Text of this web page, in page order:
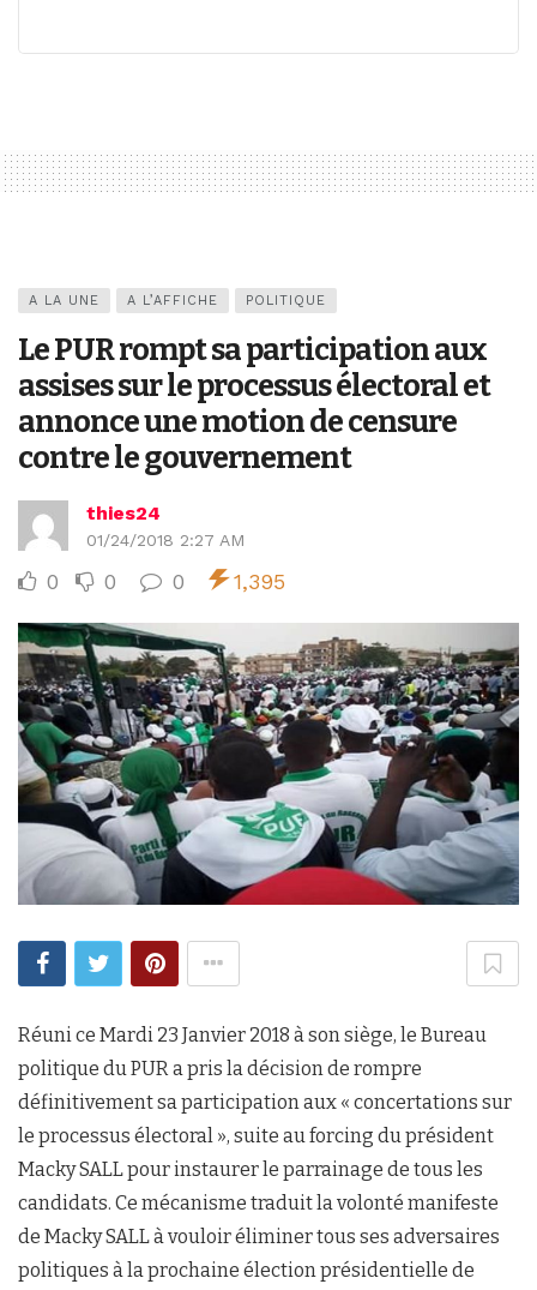
A LA UNE A L’AFFICHE POLITIQUE
Le PUR rompt sa participation aux
assises sur le processus électoral et
annonce une motion de censure
contre le gouvernement
thies24
01/24/2018 2:27 AM
0 0 0 1,395
Réuni ce Mardi 23 Janvier 2018 à son siège, le Bureau
politique du PUR a pris la décision de rompre
définitivement sa participation aux « concertations sur
le processus électoral », suite au forcing du président
Macky SALL pour instaurer le parrainage de tous les
candidats. Ce mécanisme traduit la volonté manifeste
de Macky SALL à vouloir éliminer tous ses adversaires
politiques à la prochaine élection présidentielle de